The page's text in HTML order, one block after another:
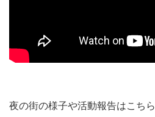
夜の街の様子や活動報告はこちら